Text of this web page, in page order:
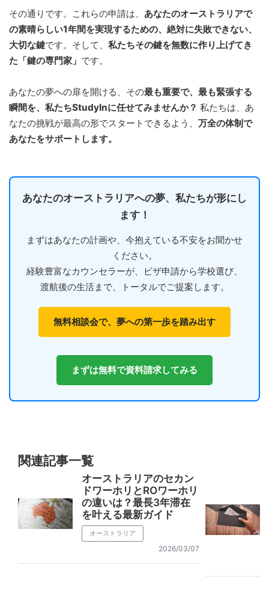
その通りです。これらの申請は、 あなたのオーストラリアで
の素晴らしい1年間を実現するための、絶対に失敗できない、
大切な鍵です。そして、 私たちその鍵を無数に作り上げてき
た「鍵の専門家」 です。
あなたの夢への扉を開ける、その最も重要で、最も緊張する
瞬間を、私たちStudyInに任せてみませんか？ 私たちは、あ
なたの挑戦が最高の形でスタートできるよう、 万全の体制で
あなたをサポートします。
あなたのオーストラリアへの夢、私たちが形にし
ます！
まずはあなたの計画や、今抱えている不安をお聞かせ
ください。
経験豊富なカウンセラーが、ビザ申請から学校選び、
渡航後の生活まで、トータルでご提案します。
無料相談会で、夢への第一歩を踏み出す
まずは無料で資料請求してみる
関連記事一覧
オーストラリアのセカン
ドワーホリとROワーホリ
の違いは？最長3年滞在
を叶える最新ガイド
オーストラリア
2026/03/07